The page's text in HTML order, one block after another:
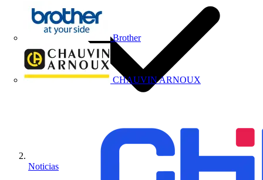
Brother
CHAUVIN ARNOUX
Noticias